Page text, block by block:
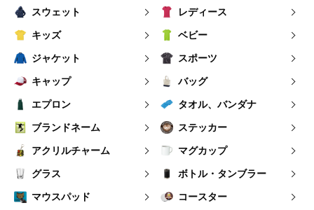
スウェット レディース
キッズ ベビー
ジャケット スポーツ
キャップ バッグ
エプロン タオル、バンダナ
ブランドネーム ステッカー
アクリルチャーム マグカップ
グラス ボトル・タンブラー
マウスパッド コースター